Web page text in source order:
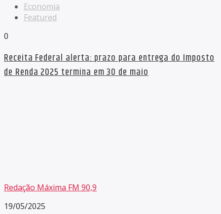
Economia
Featured
0
Receita Federal alerta: prazo para entrega do Imposto
de Renda 2025 termina em 30 de maio
Redação Máxima FM 90,9
19/05/2025